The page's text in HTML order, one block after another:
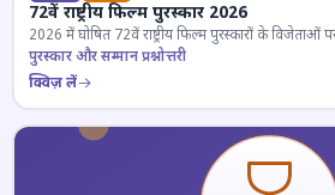
72वें राष्ट्रीय फिल्म पुरस्कार 2026
2026 में घोषित 72वें राष्ट्रीय फिल्म पुरस्कारों के विजेताओं पर
पुरस्कार और सम्मान प्रश्नोत्तरी
क्विज़ लें